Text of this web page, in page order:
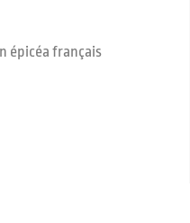
épicéa français